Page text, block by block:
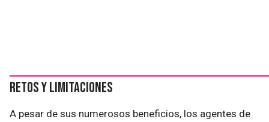
Retos y Limitaciones
A pesar de sus numerosos beneficios, los agentes de